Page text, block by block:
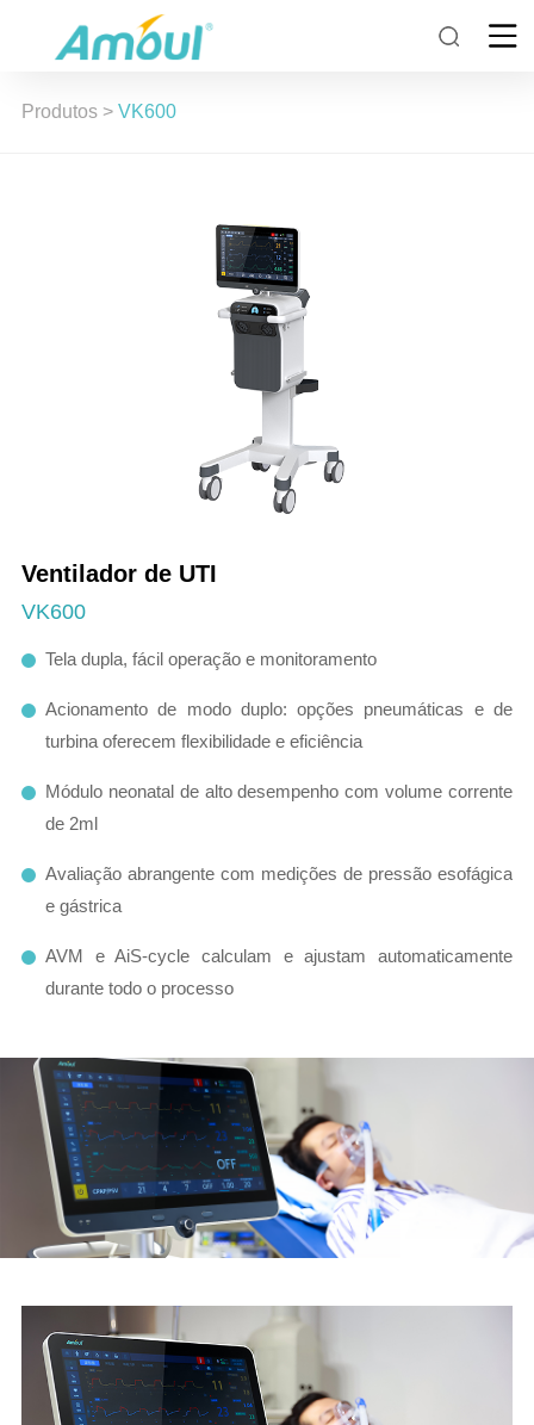
Produtos> VK600
Ventilador de UTI
VK600
Tela dupla, fácil operação e monitoramento
Acionamento de modo duplo: opções pneumáticas e de
turbina oferecem flexibilidade e eficiência
Módulo neonatal de alto desempenho com volume corrente
de 2ml
Avaliação abrangente com medições de pressão esofágica
e gástrica
AVM e AiS-cycle calculam e ajustam automaticamente
durante todo o processo